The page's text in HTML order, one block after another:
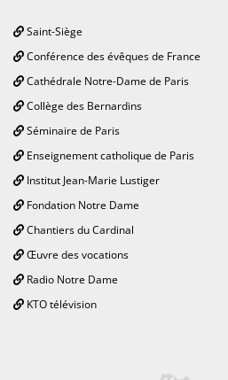
Saint-Siège
Conférence des évêques de France
Cathédrale Notre-Dame de Paris
Collège des Bernardins
Séminaire de Paris
Enseignement catholique de Paris
Institut Jean-Marie Lustiger
Fondation Notre Dame
Chantiers du Cardinal
Œuvre des vocations
Radio Notre Dame
KTO télévision